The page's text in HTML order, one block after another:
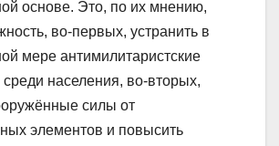
основе. Это, по их мнению,
во-первых, устранить в
мере антимилитаристские
среди населения, во-вторых,
силы от
элементов и повысить